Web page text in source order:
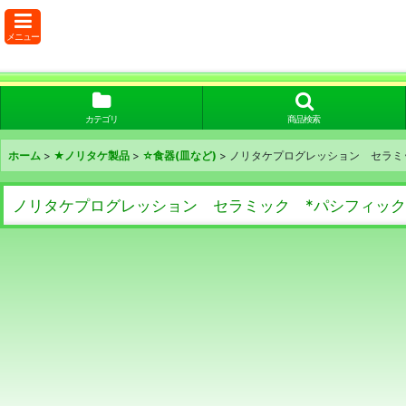
メニュー
カテゴリ 商品検索
ホーム > ★ノリタケ製品 > ☆食器(皿など) > ノリタケプログレッション セ
ノリタケプログレッション セラミック *パシフィ